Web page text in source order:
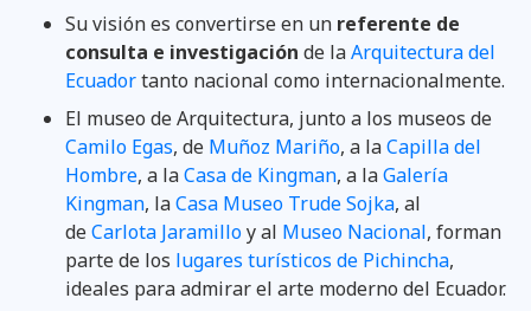
Su visión es convertirse en un referente de
consulta e investigación de laArquitectura del
Ecuadortanto nacional como internacionalmente.
El museo de Arquitectura, junto a los museos de
Camilo Egas, de Muñoz Mariño, a laCapilla del
Hombre, a laCasa de Kingman, a laGalería
Kingman, laCasa Museo Trude Sojka, al
deCarlota Jaramilloy al Museo Nacional, forman
parte de los lugares turísticos de Pichincha,
ideales para admirar el arte moderno del Ecuador.